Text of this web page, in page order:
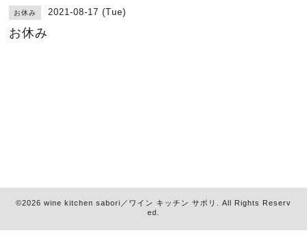
お休み 2021-08-17 (Tue)
お休み
©2026 wine kitchen sabori／ワイン キッチン サボリ
. All Rights Reserv
ed.